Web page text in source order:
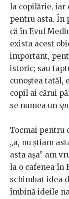
la copilărie, iar
pentru asta. În
că în Evul
exista acest
important,
istoric; sau
cunoștea tatăl,
copil ai cărui
se numea un
Tocmai pentru
„a, nu știam
asta așa” am
la o cafenea în
schimbat idea
îmbină ideile